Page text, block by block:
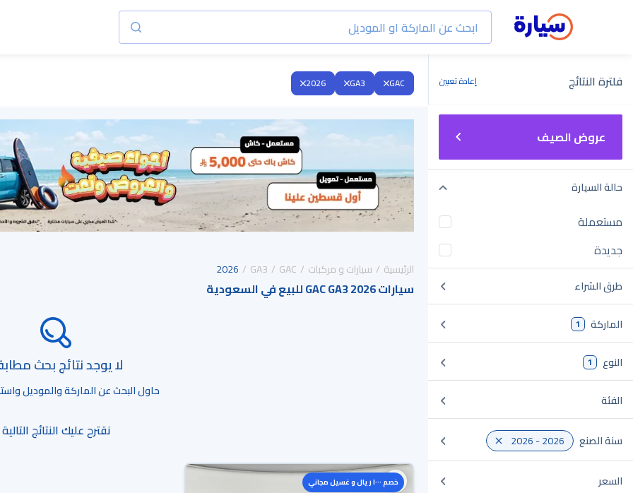
فلترة النتائج إعادة تعيين
عروض الصيف
حالة السيارة
مستعملة
جديدة
طرق الشراء
الماركة 1
النوع 1
الفئة
سنة الصنع 2026 - 2026
السعر
GAC
GA3
2026
الرئيسية سيارات و مركبات GAC
GA3
2026
سيارات GAC GA3 2026 للبيع في السعودية
لا يوجد نتائج بحث
حاول البحث عن الماركة والموديل
نقترح عليك النتائج التالية
خصم ١٠٠٠ ريال و غسيل مجاني